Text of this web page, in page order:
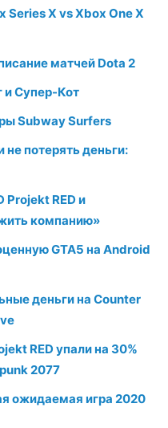
Series X vs Xbox One X
матчей Dota 2
и Супер-Кот
Subway Surfers
не потерять деньги:
Projekt RED и
компанию»
GTA5 на Android
деньги на Counter
RED упали на 30%
2077
ожидаемая игра 2020